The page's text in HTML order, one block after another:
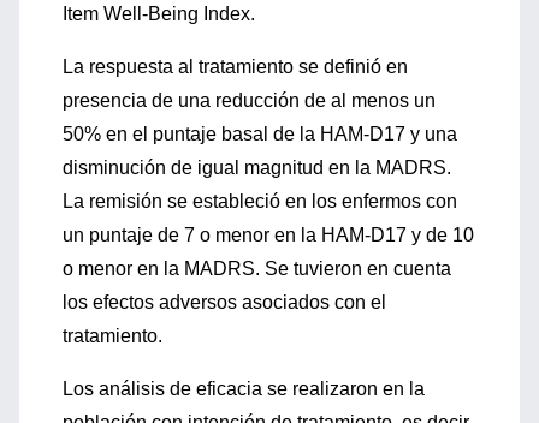
Item Well-Being Index.
La respuesta al tratamiento se definió en
presencia de una reducción de al menos un
50% en el puntaje basal de la HAM-D17 y una
disminución de igual magnitud en la MADRS.
La remisión se estableció en los enfermos con
un puntaje de 7 o menor en la HAM-D17 y de 10
o menor en la MADRS. Se tuvieron en cuenta
los efectos adversos asociados con el
tratamiento.
Los análisis de eficacia se realizaron en la